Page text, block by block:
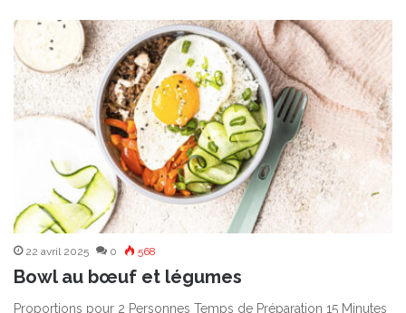
22 avril 2025 0 568
Bowl au bœuf et légumes
Proportions pour 2 Personnes Temps de Préparation 15 Minutes